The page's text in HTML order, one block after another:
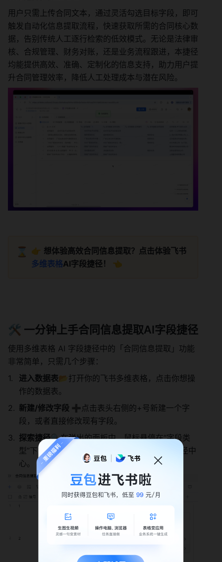
用户只需上传合同文本，通过灵活勾选目标字段，即可
触发自动化信息提取流程，快速获取所需的合同核心数
据，告别传统人工逐行检索的低效模式。无论是法律审
核、合规管理、财务对账，还是业务流程跟进，本捷径
均能提供高效、准确、定制化的信息支持，助力用户提
升合同管理效率，降低人工处理成本与潜在风险。
⌛ 👉 想体验高效合同信息提取？点击体验飞书
多维表格AI字段捷径！ 👈
🛠️ 一分钟上手合同信息提取AI字段捷径
使用多维表格 AI 字段捷径中的「合同信息提取」功能
非常简单，只需几个步骤：
进入数据表📂 打开你的飞书多维表格，点击你想操
作的数据表。
新建/修改字段 ➕ 点击表头右侧的+号新建一个字
段，或者直接修改现有字段。
探索捷径🔍在弹出的面板中，鼠标悬停在“字段类
型”下方，点击「探索字段捷径」，进入字段捷径中
心。